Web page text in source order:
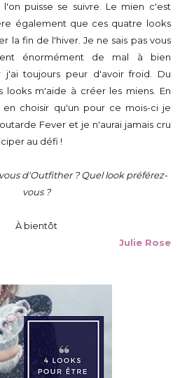
puisse se suivre. Le mien c'est
également que ces quatre looks
la fin de l'hiver. Je ne sais pas vous
énormément de mal à bien
j'ai toujours peur d'avoir froid. Du
looks m'aide à créer les miens. En
choisir qu'un pour ce mois-ci je
Fever et je n'aurai jamais cru
au défi !
d'Outfither ? Quel look préférez-
vous ?
À bientôt
Julie Rose